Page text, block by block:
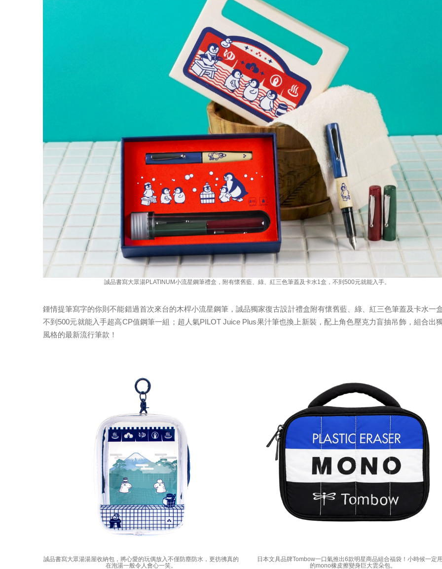
誠品書寫大眾湯PLATINUM小流星鋼筆禮盒，附有懷舊藍、綠、紅三色筆蓋及卡水1盒，不到500元就能入手。
鍾情提筆寫字的你則不能錯過首次來台的木桿小流星鋼筆，誠品獨家復古設計禮盒附有懷舊藍、綠、紅三色筆蓋及卡水一
不到500元就能入手超高CP值鋼筆一組；超人氣PILOT Juice Plus果汁筆也換上新裝，配上角色壓克力盲抽吊飾，組合出
風格的最新流行筆款！
誠品書寫大眾湯湯屋收納包，將心愛的玩偶放入不僅防塵防水，更彷彿真的
在泡湯一般令人會心一笑。
日本文具品牌Tombow一口氣推出6款明星商品組合福袋！小時候一定
的mono橡皮擦變身巨大雲朵包。